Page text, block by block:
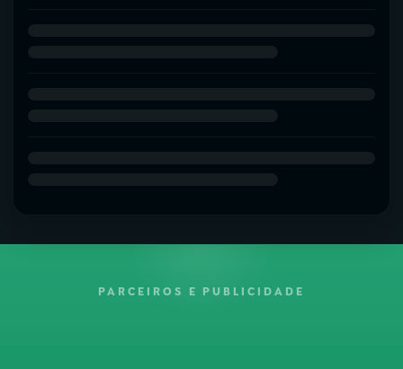
PARCEIROS E PUBLICIDADE